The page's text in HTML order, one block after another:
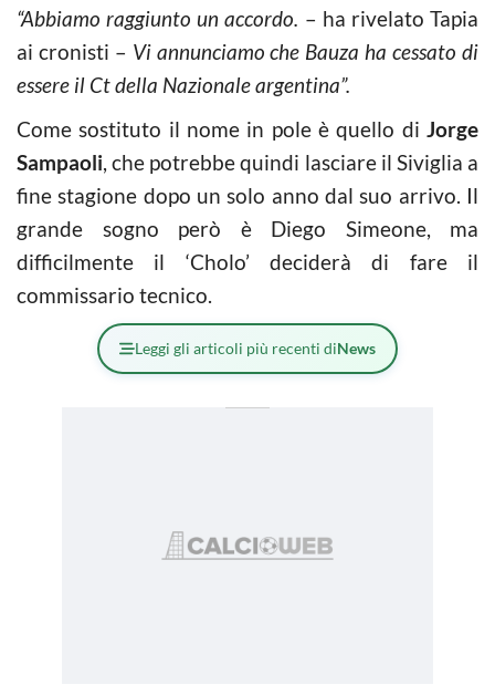
“Abbiamo raggiunto un accordo. – ha rivelato Tapia
ai cronisti – Vi annunciamo che Bauza ha cessato di
essere il Ct della Nazionale argentina”.
Come sostituto il nome in pole è quello di Jorge
Sampaoli, che potrebbe quindi lasciare il Siviglia a
fine stagione dopo un solo anno dal suo arrivo. Il
grande sogno però è Diego Simeone, ma
difficilmente il ‘Cholo’ deciderà di fare il
commissario tecnico.
Leggi gli articoli più recenti diNews